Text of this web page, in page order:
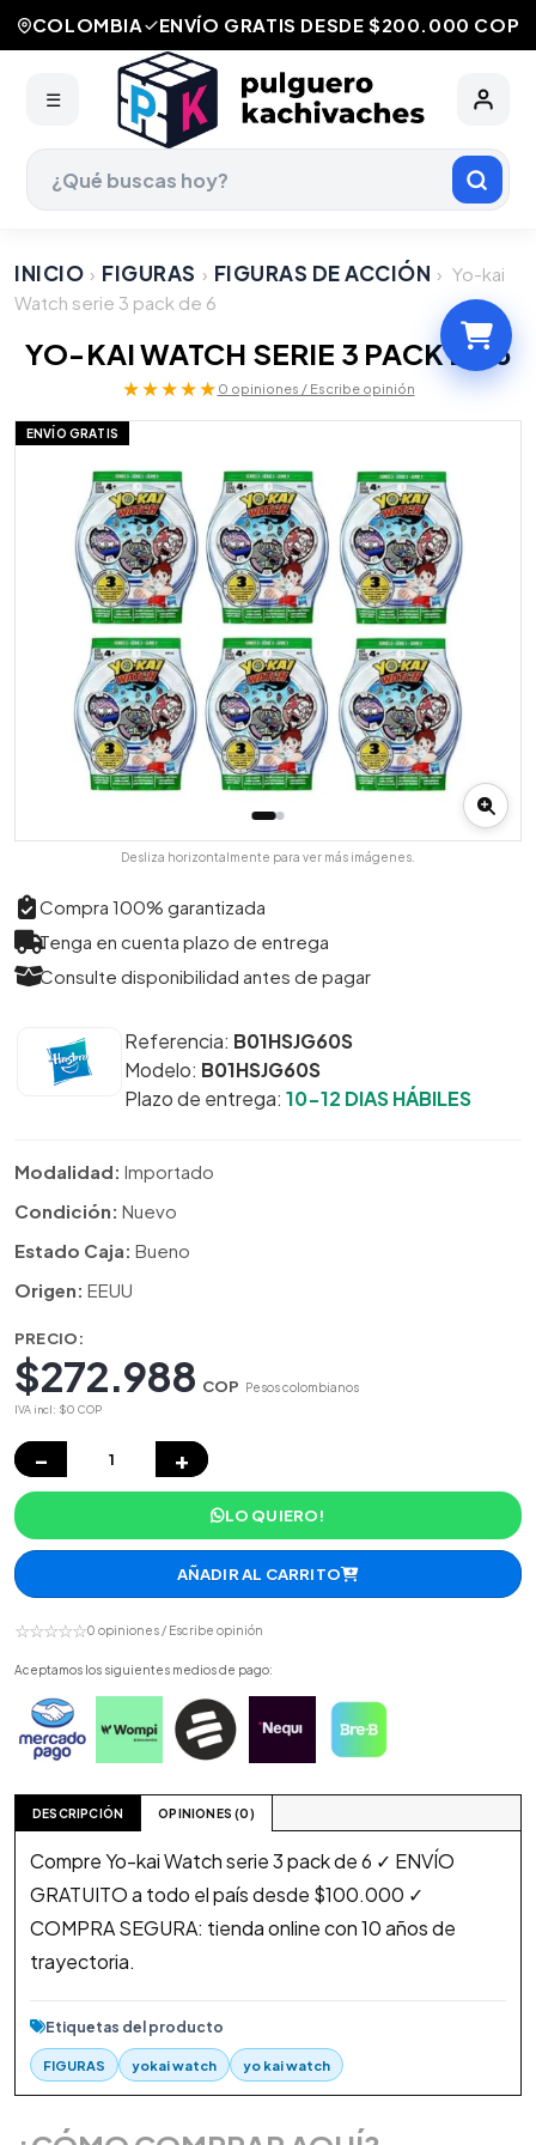
COLOMBIA ENVÍO GRATIS DESDE $200.000 COP
☰
INICIO › FIGURAS › FIGURAS DE ACCIÓN › Yo-kai
Watch serie 3 pack de 6
YO-KAI WATCH SERIE 3 PACK DE 6
★★★★★ 0 opiniones / Escribe opinión
ENVÍO GRATIS
Desliza horizontalmente para ver más imágenes.
Compra 100% garantizada
Tenga en cuenta plazo de entrega
Consulte disponibilidad antes de pagar
Referencia: B01HSJG60S
Modelo: B01HSJG60S
Plazo de entrega: 10-12 DIAS HÁBILES
Modalidad: Importado
Condición: Nuevo
Estado Caja: Bueno
Origen: EEUU
PRECIO:
$272.988 COP Pesos colombianos
IVA incl: $0 COP
− +
LO QUIERO!
AÑADIR AL CARRITO
☆☆☆☆☆0 opiniones / Escribe opinión
Aceptamos los siguientes medios de pago:
DESCRIPCIÓN OPINIONES (0)
Compre Yo-kai Watch serie 3 pack de 6 ✓ ENVÍO
GRATUITO a todo el país desde $100.000 ✓
COMPRA SEGURA: tienda online con 10 años de
trayectoria.
Etiquetas del producto
FIGURAS yokai watch yo kai watch